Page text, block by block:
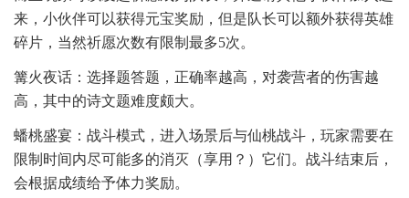
来，小伙伴可以获得元宝奖励，但是队长可以额外获得英雄
碎片，当然祈愿次数有限制最多5次。
篝火夜话：选择题答题，正确率越高，对袭营者的伤害越
高，其中的诗文题难度颇大。
蟠桃盛宴：战斗模式，进入场景后与仙桃战斗，玩家需要在
限制时间内尽可能多的消灭（享用？）它们。战斗结束后，
会根据成绩给予体力奖励。